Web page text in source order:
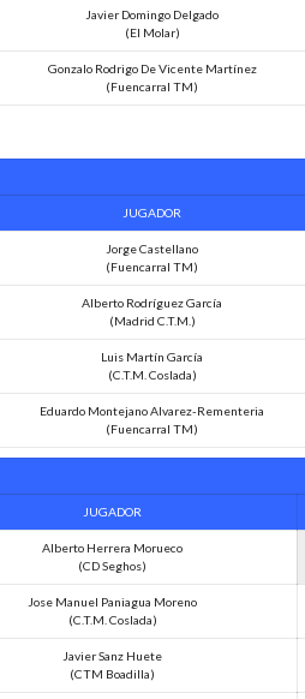
Javier Domingo Delgado
(El Molar)
Gonzalo Rodrigo De Vicente Martínez
(Fuencarral TM)
JUGADOR
Jorge Castellano
(Fuencarral TM)
Alberto Rodríguez García
(Madrid C.T.M.)
Luis Martín García
(C.T.M. Coslada)
Eduardo Montejano Alvarez-Rementeria
(Fuencarral TM)
JUGADOR
Alberto Herrera Morueco
(CD Seghos)
Jose Manuel Paniagua Moreno
(C.T.M. Coslada)
Javier Sanz Huete
(CTM Boadilla)